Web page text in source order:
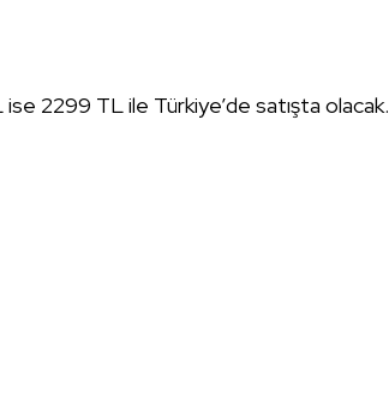
2299 TL ile Türkiye’de satışta olacak.